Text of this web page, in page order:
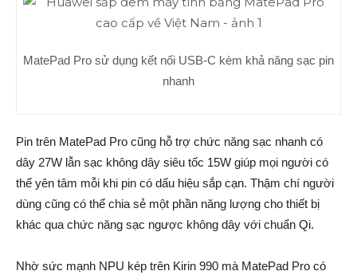
MatePad Pro sử dụng kết nối USB-C kèm khả năng sạc pin
nhanh
Pin trên MatePad Pro cũng hỗ trợ chức năng sạc nhanh có
dây 27W lẫn sạc không dây siêu tốc 15W giúp mọi người có
thể yên tâm mỗi khi pin có dấu hiệu sắp cạn. Thậm chí người
dùng cũng có thể chia sẻ một phần năng lượng cho thiết bị
khác qua chức năng sạc ngược không dây với chuẩn Qi.
Nhờ sức mạnh NPU kép trên Kirin 990 mà MatePad Pro có